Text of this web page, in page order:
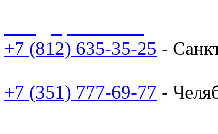
+7 (812) 635-35-25 -
+7 (351) 777-69-77 -